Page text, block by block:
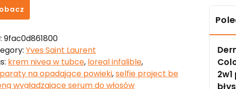
9fac0d861800
Yves Saint Laurent
krem nivea w tubce, loreal infalible,
na opadające powieki,selfie project be
wygładzające serum do włosów